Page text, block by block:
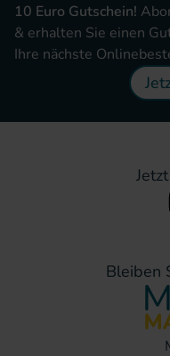
10 Euro Gutschein!
& erhalten Sie einen
Ihre nächste
Bleiben